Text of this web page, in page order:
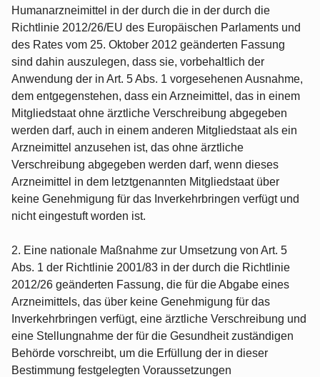
Humanarzneimittel in der durch die in der durch die
Richtlinie 2012/26/EU des Europäischen Parlaments und
des Rates vom 25. Oktober 2012 geänderten Fassung
sind dahin auszulegen, dass sie, vorbehaltlich der
Anwendung der in Art. 5 Abs. 1 vorgesehenen Ausnahme,
dem entgegenstehen, dass ein Arzneimittel, das in einem
Mitgliedstaat ohne ärztliche Verschreibung abgegeben
werden darf, auch in einem anderen Mitgliedstaat als ein
Arzneimittel anzusehen ist, das ohne ärztliche
Verschreibung abgegeben werden darf, wenn dieses
Arzneimittel in dem letztgenannten Mitgliedstaat über
keine Genehmigung für das Inverkehrbringen verfügt und
nicht eingestuft worden ist.
2. Eine nationale Maßnahme zur Umsetzung von Art. 5
Abs. 1 der Richtlinie 2001/83 in der durch die Richtlinie
2012/26 geänderten Fassung, die für die Abgabe eines
Arzneimittels, das über keine Genehmigung für das
Inverkehrbringen verfügt, eine ärztliche Verschreibung und
eine Stellungnahme der für die Gesundheit zuständigen
Behörde vorschreibt, um die Erfüllung der in dieser
Bestimmung festgelegten Voraussetzungen